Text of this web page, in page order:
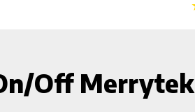
Off Merrytek